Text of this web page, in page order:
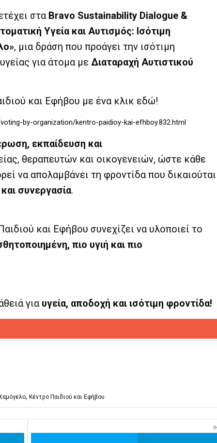
στα Bravo Sustainability Dialogue &
Υγεία και Αυτισμός: Ισότιμη
, μια δράση που προάγει την ισότιμη
για άτομα με Διαταραχή Αυτιστικού
και Εφήβου με ένα κλικ εδώ!
by-organization/kentro-paidioy-kai-efhboy.832.html
εκπαίδευση και
θεραπευτών και οικογενειών, ώστε κάθε
να απολαμβάνει τη φροντίδα που δικαιούται
συνεργασία.
και Εφήβου συνεχίζει να υλοποιεί το
πιο υγιή και πιο
για υγεία, αποδοχή και ισότιμη φροντίδα!
, Κέντρο Παιδιού και Εφήβου